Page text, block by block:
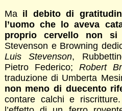
Ma il debito di
l’uomo che lo aveva
proprio cervello non si
Stevenson e Browning
Luis Stevenson,
Pietro Federico; Robert
traduzione di Umberta
non meno di duecento
contare calchi e